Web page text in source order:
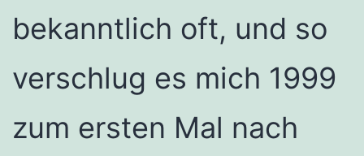
bekanntlich oft, und so
verschlug es mich 1999
zum ersten Mal nach